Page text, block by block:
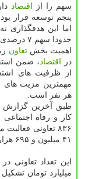
سهم را از
اقتصاد
پنجم توسعه قرار
اما این هدفگذاری
حدودا سهم ۷ درصدی
اهمیت بخشتعاون
در
اقتصاد، ضمن
از ظرفیت های
مهمترین مزیت
هر نفر است.
طبق آخرین گزارش
۸۳۶ تعاونی
۴۱ میلیون و ۶۹۵ هزار نفر عضو تعاونی های مختلف هستند.